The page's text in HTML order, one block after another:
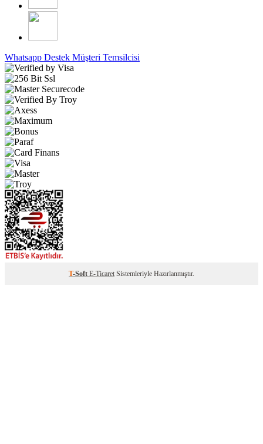
Whatsapp Destek Müşteri Temsilcisi
T-Soft E-Ticaret Sistemleriyle Hazırlanmıştır.